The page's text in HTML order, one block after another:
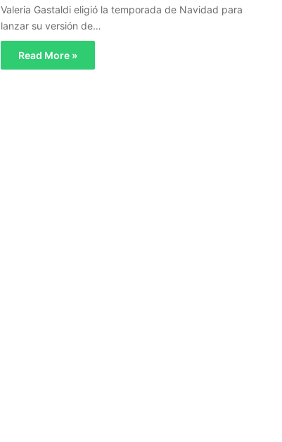
Valeria Gastaldi eligió la temporada de Navidad para
lanzar su versión de…
Read More »